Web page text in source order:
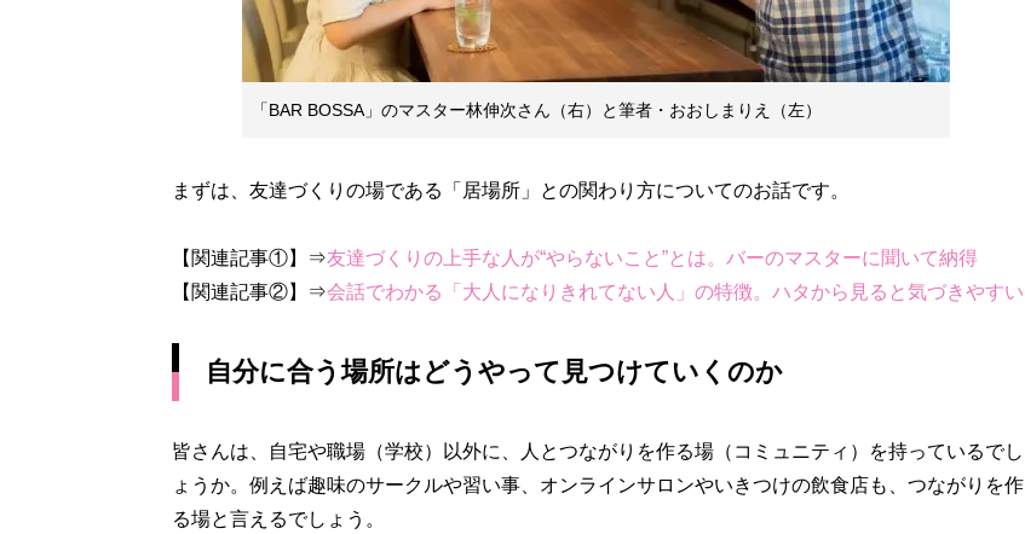
「BAR BOSSA」のマスター林伸次さん（右）と筆者・おおしまりえ（左）
まずは、友達づくりの場である「居場所」との関わり方についてのお話です。
【関連記事①】⇒友達づくりの上手な人が“やらないこと”とは。バーのマスターに聞いて納得
【関連記事②】⇒会話でわかる「大人になりきれてない人」の特徴。ハタから見ると気づきやすい
自分に合う場所はどうやって見つけていくのか
皆さんは、自宅や職場（学校）以外に、人とつながりを作る場（コミュニティ）を持っているでし
ょうか。例えば趣味のサークルや習い事、オンラインサロンやいきつけの飲食店も、つながりを作
る場と言えるでしょう。